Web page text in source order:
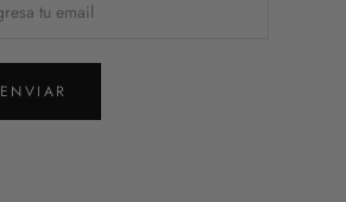
ENVIAR